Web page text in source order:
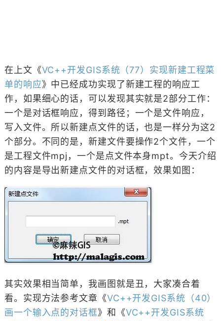
在上文《VC++开发GIS系统（77）实现新建工程菜
单的响应》中已经成功实现了新建工程的响应工
作，如果细心的话，可以发现其实就是2部分工作：
一个是对话框响应，得到路径；一个是文件响应，
写入文件。所以新建点文件的话，也是一样分为这2
个部分。不同的是，新建文件要操作2个文件，一个
是工程文件mpj，一个是点文件本身mpt。今天介绍
的内容是导出新建点文件的对话框，效果如图：
其实效果相当简单，我画图就是丑，大家凑合着
看。实现方法参考文章《VC++开发GIS系统（40）
画一个输入点的对话框》和《VC++开发GIS系统